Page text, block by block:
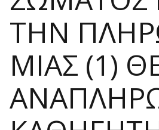
ΤΗΝ
ΜΙΑΣ (1)